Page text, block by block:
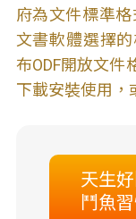
府為文件標準
文書軟體選擇
布ODF開放文件
下載安裝使用，
天生
鬥魚